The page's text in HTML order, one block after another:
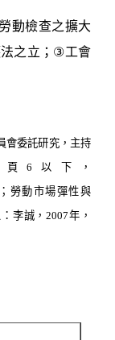
勞動檢查之擴大
之立； ③工會
會委託研究，主持
頁6 以下，
勞動市場彈性與
李誠，2007年，